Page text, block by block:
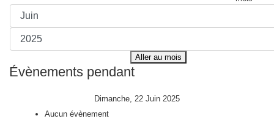
Aller au mois
Évènements pendant
Dimanche, 22 Juin 2025
Aucun évènement